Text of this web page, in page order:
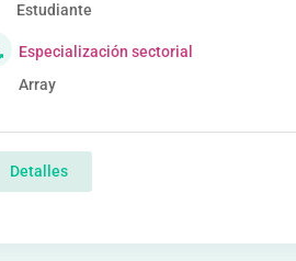
Estudiante
Especialización sectorial
Array
Detalles